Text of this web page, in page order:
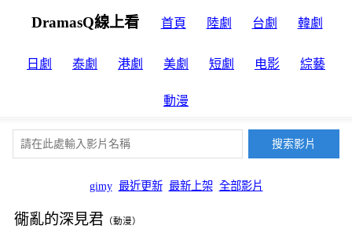
DramasQ線上看 首頁 陸劇 台劇 韓劇
日劇 泰劇 港劇 美劇 短劇 电影 綜藝
動漫
gimy 最近更新 最新上架 全部影片
衚亂的深見君 （動漫）